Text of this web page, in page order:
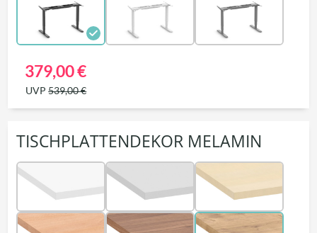
379,00 €
UVP539,00 €
TISCHPLATTENDEKOR MELAMIN